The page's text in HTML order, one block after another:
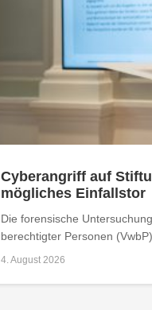
Cyberangriff auf
mögliches Einfallstor
Die forensische
berechtigter Personen
4. August 2026